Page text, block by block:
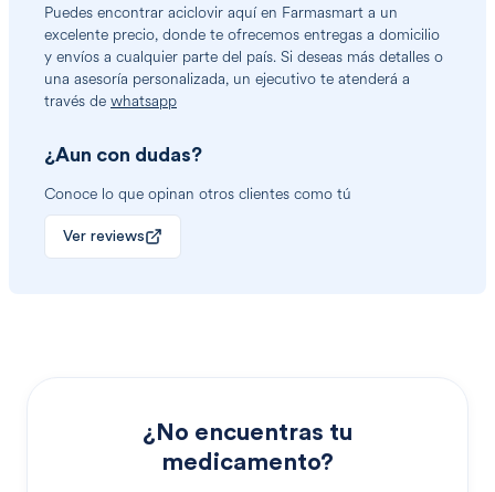
Puedes encontrar aciclovir aquí en Farmasmart a un
excelente precio, donde te ofrecemos entregas a domicilio
y envíos a cualquier parte del país. Si deseas más detalles o
una asesoría personalizada, un ejecutivo te atenderá a
través de whatsapp
¿Aun con dudas?
Conoce lo que opinan otros clientes como tú
Ver reviews
¿No encuentras tu
medicamento?